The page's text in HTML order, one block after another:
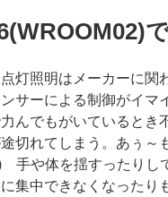
点灯照明はメーカーに
サーによる制御がイマ
んでもがいているとき
切れてしまう。あぅ～
手や体を揺すったりし
集中できなくなったり